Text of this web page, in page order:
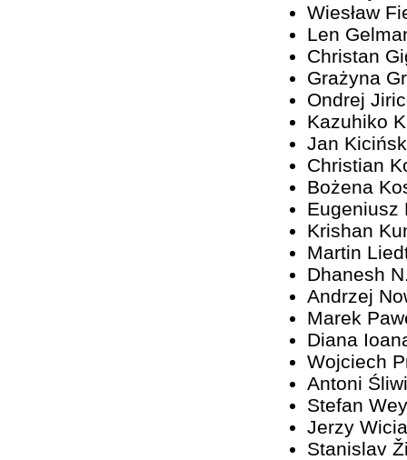
Wiesław
Len
Christan
Grażyna
Ondrej
Kazuhiko
Jan
Christian
Bożena
Eugeniusz
Krishan
Martin
Dhanesh
Andrzej
Marek
Diana
Wojciech
Antoni
Stefan
Jerzy
Stanislav